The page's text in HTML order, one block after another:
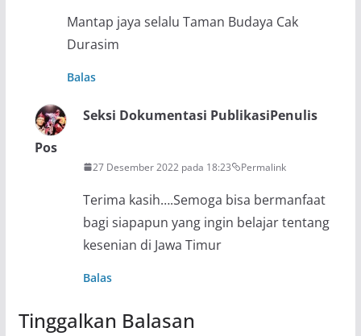
Mantap jaya selalu Taman Budaya Cak
Durasim
Balas
Seksi Dokumentasi PublikasiPenulis
Pos
27 Desember 2022 pada 18:23 Permalink
Terima kasih….Semoga bisa bermanfaat
bagi siapapun yang ingin belajar tentang
kesenian di Jawa Timur
Balas
Tinggalkan Balasan